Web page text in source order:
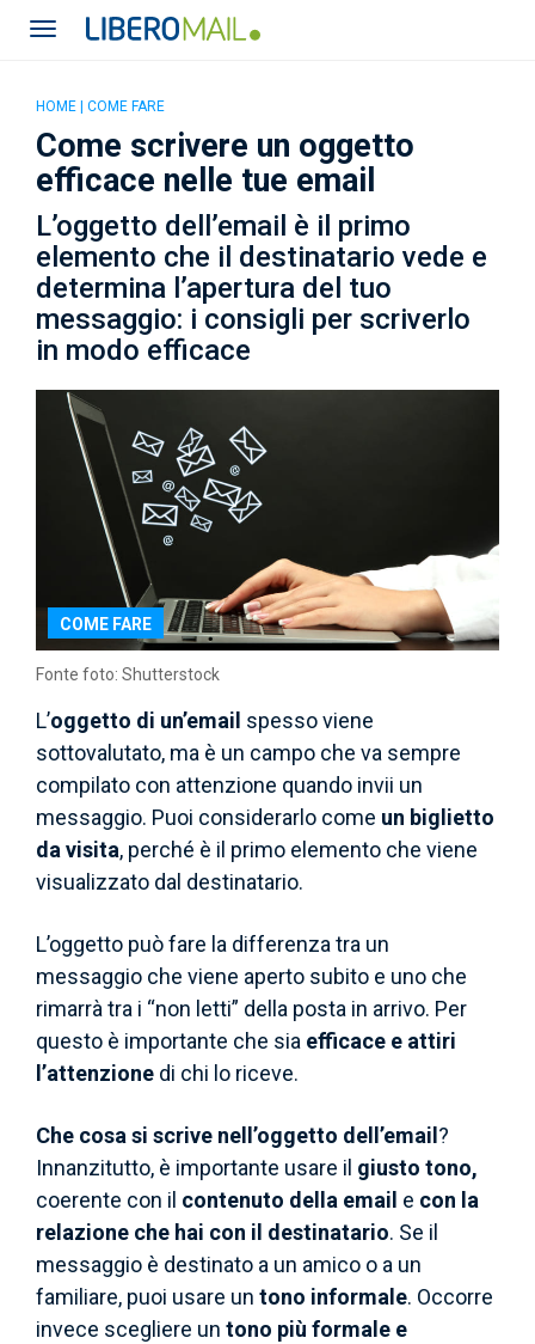
HOME COME FARE
Come scrivere un oggetto
efficace nelle tue email
L’oggetto dell’email è il primo
elemento che il destinatario vede e
determina l’apertura del tuo
messaggio: i consigli per scriverlo
in modo efficace
Fonte foto: Shutterstock
COME FARE
L’oggetto di un’email spesso viene
sottovalutato, ma è un campo che va sempre
compilato con attenzione quando invii un
messaggio. Puoi considerarlo come un biglietto
da visita, perché è il primo elemento che viene
visualizzato dal destinatario.
L’oggetto può fare la differenza tra un
messaggio che viene aperto subito e uno che
rimarrà tra i “non letti” della posta in arrivo. Per
questo è importante che sia efficace e attiri
l’attenzione di chi lo riceve.
Che cosa si scrive nell’oggetto dell’email ?
Innanzitutto, è importante usare il giusto tono,
coerente con il contenuto della email e con la
relazione che hai con il destinatario. Se il
messaggio è destinato a un amico o a un
familiare, puoi usare un tono informale. Occorre
invece scegliere un tono più formale e